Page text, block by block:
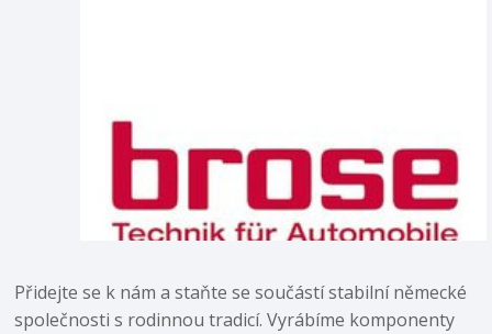
Přidejte se k nám a staňte se součástí stabilní německé
společnosti s rodinnou tradicí. Vyrábíme komponenty